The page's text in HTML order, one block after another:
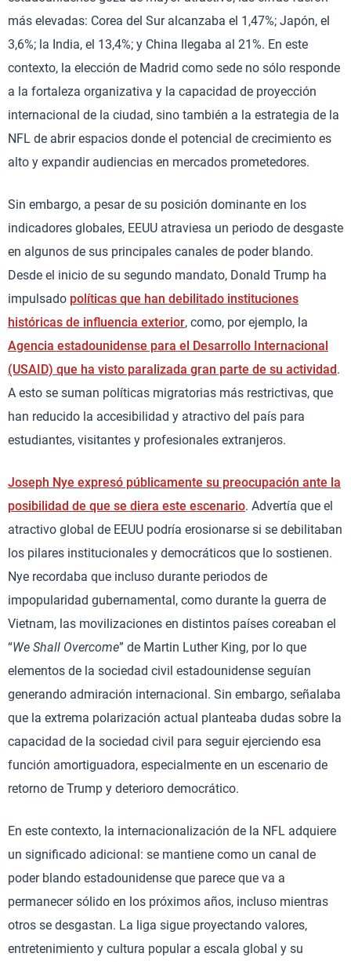
más elevadas: Corea del Sur alcanzaba el 1,47%; Japón, el
3,6%; la India, el 13,4%; y China llegaba al 21%. En este
contexto, la elección de Madrid como sede no sólo responde
a la fortaleza organizativa y la capacidad de proyección
internacional de la ciudad, sino también a la estrategia de la
NFL de abrir espacios donde el potencial de crecimiento es
alto y expandir audiencias en mercados prometedores.
Sin embargo, a pesar de su posición dominante en los
indicadores globales, EEUU atraviesa un periodo de desgaste
en algunos de sus principales canales de poder blando.
Desde el inicio de su segundo mandato, Donald Trump ha
impulsado políticas que han debilitado instituciones
históricas de influencia exterior, como, por ejemplo, la
Agencia estadounidense para el Desarrollo Internacional
(USAID) que ha visto paralizada gran parte de su actividad.
A esto se suman políticas migratorias más restrictivas, que
han reducido la accesibilidad y atractivo del país para
estudiantes, visitantes y profesionales extranjeros.
Joseph Nye expresó públicamente su preocupación ante la
posibilidad de que se diera este escenario. Advertía que el
atractivo global de EEUU podría erosionarse si se debilitaban
los pilares institucionales y democráticos que lo sostienen.
Nye recordaba que incluso durante periodos de
impopularidad gubernamental, como durante la guerra de
Vietnam, las movilizaciones en distintos países coreaban el
“We Shall Overcome” de Martin Luther King, por lo que
elementos de la sociedad civil estadounidense seguían
generando admiración internacional. Sin embargo, señalaba
que la extrema polarización actual planteaba dudas sobre la
capacidad de la sociedad civil para seguir ejerciendo esa
función amortiguadora, especialmente en un escenario de
retorno de Trump y deterioro democrático.
En este contexto, la internacionalización de la NFL adquiere
un significado adicional: se mantiene como un canal de
poder blando estadounidense que parece que va a
permanecer sólido en los próximos años, incluso mientras
otros se desgastan. La liga sigue proyectando valores,
entretenimiento y cultura popular a escala global y su